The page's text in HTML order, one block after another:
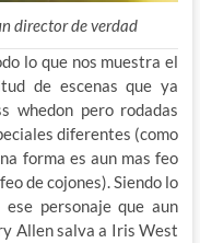
director de verdad
lo que nos muestra el
de escenas que ya
whedon pero rodadas
diferentes (como
forma es aun mas feo
de cojones). Siendo lo
ese personaje que aun
Allen salva a Iris West